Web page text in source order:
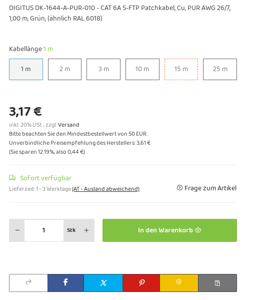
DIGITUS DK-1644-A-PUR-010 - CAT 6A S-FTP Patchkabel, Cu, PUR AWG 26/7,
1,00 m, Grün, (ähnlich RAL 6018)
Kabellänge1 m
1 m1 m 2 m2 m 3 m3 m 10 m10 m 15 m15 m 25 m25 m
3,17 €
inkl. 20% USt. , zzgl.Versand
Bitte beachten Sie den Mindestbestellwert von 50 EUR.
Unverbindliche Preisempfehlung des Herstellers:3,61 €
(Sie sparen12.19%, also0,44 €)
Sofort verfügbar
Lieferzeit:1 - 3 Werktage(AT - Ausland abweichend) Frage zum Artikel
Stk In den Warenkorb